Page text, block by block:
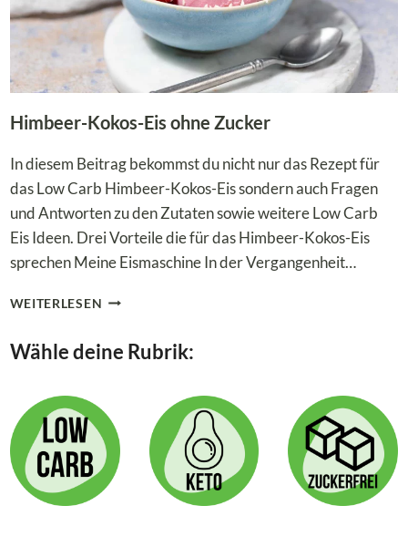
Himbeer-Kokos-Eis ohne Zucker
In diesem Beitrag bekommst du nicht nur das Rezept für
das Low Carb Himbeer-Kokos-Eis sondern auch Fragen
und Antworten zu den Zutaten sowie weitere Low Carb
Eis Ideen. Drei Vorteile die für das Himbeer-Kokos-Eis
sprechen Meine Eismaschine In der Vergangenheit…
WEITERLESEN HIMBEER-
OHNE
Wähle deine Rubrik: